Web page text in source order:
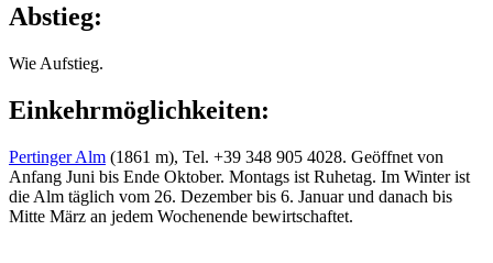
Abstieg:
Wie Aufstieg.
Einkehrmöglichkeiten:
Pertinger Alm (1861 m), Tel. +39 348 905 4028. Geöffnet von
Anfang Juni bis Ende Oktober. Montags ist Ruhetag. Im Winter ist
die Alm täglich vom 26. Dezember bis 6. Januar und danach bis
Mitte März an jedem Wochenende bewirtschaftet.